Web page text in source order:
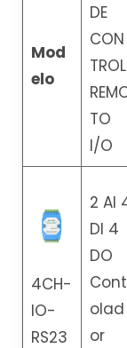
Mod
elo
DE
CON
TROL
TO
I/O
4CH-
IO-
RS23
2 AI
DI 4
DO
olad
or